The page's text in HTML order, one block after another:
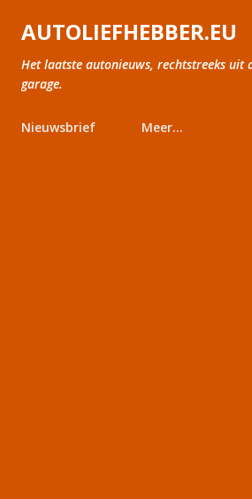
Doorgaan naar
AUTOLIEFHEBBER.EU
Het laatste autonieuws, rechtstreeks uit
garage.
Nieuwsbrief Meer…